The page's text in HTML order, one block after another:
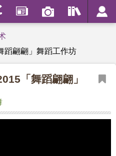
蹈翩翩」舞蹈工作坊
「舞蹈翩翩」